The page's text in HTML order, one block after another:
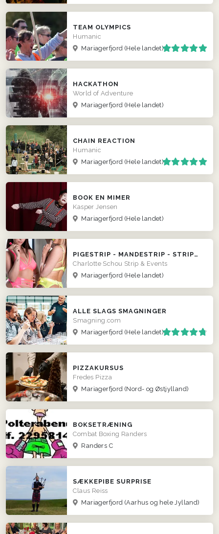
TEAM OLYMPICS
Humanic
Mariagerfjord (Hele landet)
HACKATHON
World of Adventure
Mariagerfjord (Hele landet)
CHAIN REACTION
Humanic
Mariagerfjord (Hele landet)
BOOK EN MIMER
Kasper Jensen
Mariagerfjord (Hele landet)
PIGESTRIP - MANDESTRIP - STRIPUNDERVISNING - DOBBELTSHOWS
Charlotte Schou Strip & Events
Mariagerfjord (Hele landet)
ALLE SLAGS SMAGNINGER
Smagning.com
Mariagerfjord (Hele landet)
PIZZAKURSUS
Fredes Pizza
Mariagerfjord (Nord- og Østjylland)
BOKSETRÆNING
Combat Boxing Randers
Randers C
SÆKKEPIBE SURPRISE
Claus Reiss
Mariagerfjord (Aarhus og hele Jylland)